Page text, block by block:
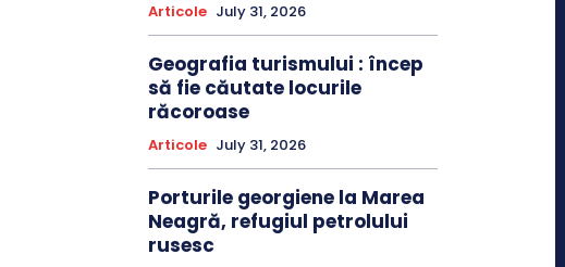
Articole July 31, 2026
Geografia turismului : încep
să fie căutate locurile
răcoroase
Articole July 31, 2026
Porturile georgiene la Marea
Neagră, refugiul petrolului
rusesc